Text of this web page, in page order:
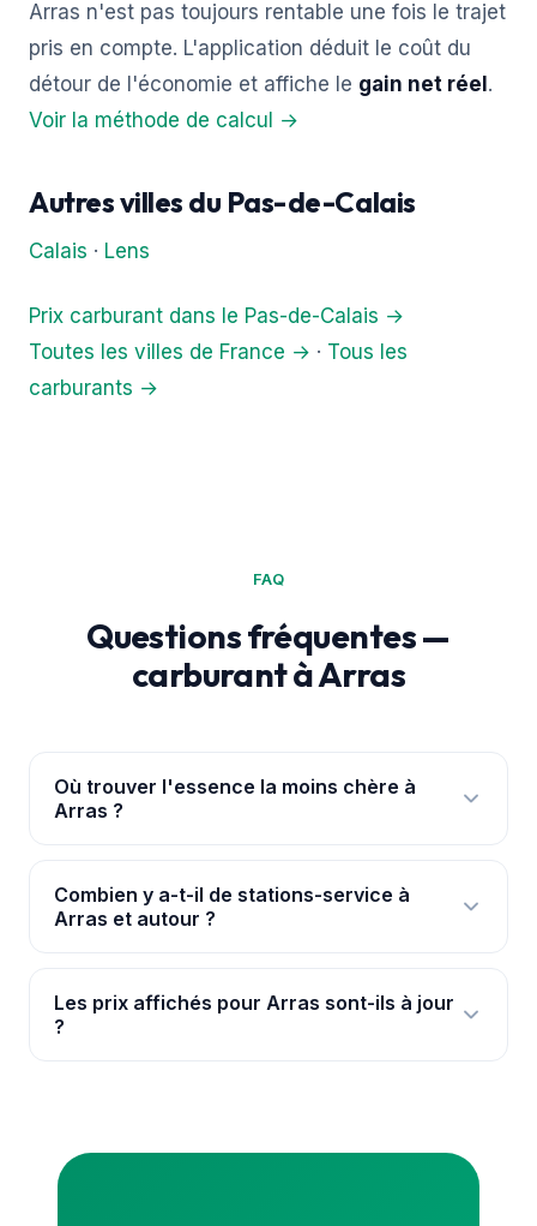
Arras n'est pas toujours rentable une fois le trajet
pris en compte. L'application déduit le coût du
détour de l'économie et affiche le gain net réel .
Voir la méthode de calcul →
Autres villes du Pas-de-Calais
Calais · Lens
Prix carburant dans le Pas-de-Calais →
Toutes les villes de France → · Tous les
carburants →
FAQ
Questions fréquentes —
carburant à Arras
Où trouver l'essence la moins chère à
Arras ?
géolocalise à Arras et classe les 6 stations par prix
réel, avec les ruptures signalées. Les prix viennent
Combien y a-t-il de stations-service à
Arras et autour ?
environs immédiats, avec leurs prix mis à jour en
continu pour chaque carburant.
Les prix affichés pour Arras sont-ils à jour
?
carte